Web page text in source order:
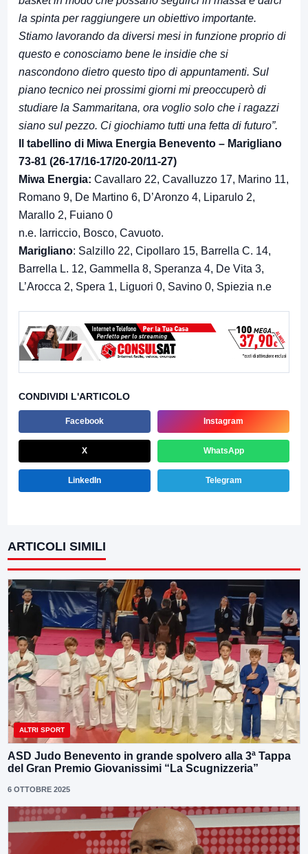
la spinta per raggiungere un obiettivo importante.
Stiamo lavorando da diversi mesi in funzione proprio di
questo e conosciamo bene le insidie che si
nascondono dietro questo tipo di appuntamenti. Sul
piano tecnico nei prossimi giorni mi preoccuperò di
studiare la Sammaritana, ora voglio solo che i ragazzi
siano sul pezzo. Ci giochiamo tutti una fetta di futuro”.
Il tabellino di Miwa Energia Benevento – Marigliano
73-81 (26-17/16-17/20-20/11-27)
Miwa Energia: Cavallaro 22, Cavalluzzo 17, Marino 11,
Romano 9, De Martino 6, D’Aronzo 4, Liparulo 2,
Marallo 2, Fuiano 0
n.e. Iarriccio, Bosco, Cavuoto.
Marigliano: Salzillo 22, Cipollaro 15, Barrella C. 14,
Barrella L. 12, Gammella 8, Speranza 4, De Vita 3,
L’Arocca 2, Spera 1, Liguori 0, Savino 0, Spiezia n.e
CONDIVIDI L'ARTICOLO
Facebook Instagram
X WhatsApp
LinkedIn Telegram
ARTICOLI SIMILI
ALTRI SPORT
ASD Judo Benevento in grande spolvero alla 3ª Tappa
del Gran Premio Giovanissimi “La Scugnizzeria”
6 OTTOBRE 2025